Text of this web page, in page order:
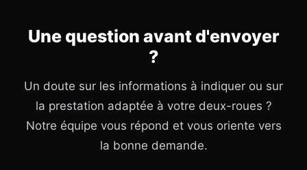
Une question avant d'envoyer
?
Un doute sur les informations à indiquer ou sur
la prestation adaptée à votre deux-roues ?
Notre équipe vous répond et vous oriente vers
la bonne demande.